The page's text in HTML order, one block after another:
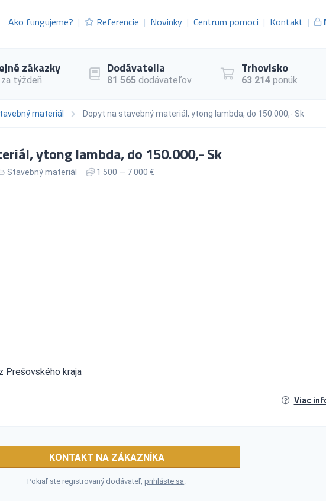
Ako fungujeme? Referencie Novinky Centrum pomoci Kontakt
zákazky
za týždeň
Dodávatelia
81 565 dodávateľov
Trhovisko
63 214 ponúk
materiál Dopyt na stavebný materiál, ytong lambda, do 150.000,- Sk
ytong lambda, do 150.000,- Sk
Stavebný materiál 1 500 — 7 000 €
Prešovského kraja
Viac
KONTAKT NA ZÁKAZNÍKA
Pokiaľ ste registrovaný dodávateľ,prihláste sa